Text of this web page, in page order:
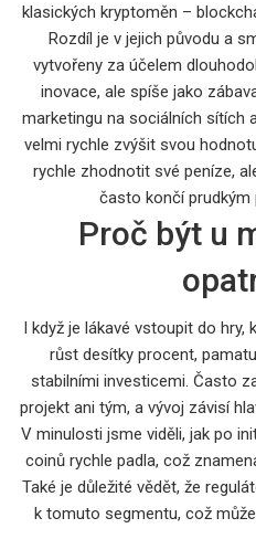
klasických kryptoměn –
Rozdíl je v jejich původu a
vytvořeny za účelem
inovace, ale spíše jako
marketingu na sociálních sítích
velmi rychle zvýšit svou
rychle zhodnotit své peníze,
často končí prudkým
Proč být u
I když je lákavé vstoupit do hry,
růst desítky procent,
stabilními investicemi. Často
projekt ani tým, a vývoj závisí
V minulosti jsme viděli, jak po
coinů rychle padla, což
Také je důležité vědět, že
k tomuto segmentu, což